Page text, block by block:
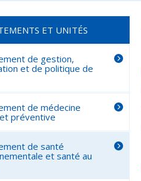
ET UNITÉS
de gestion,
et de politique de
de médecine
préventive
de santé
et santé au